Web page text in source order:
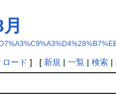
ロード ] [ 新規 | 一覧| 検索|